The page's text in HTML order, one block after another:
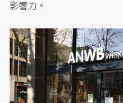
影響力。